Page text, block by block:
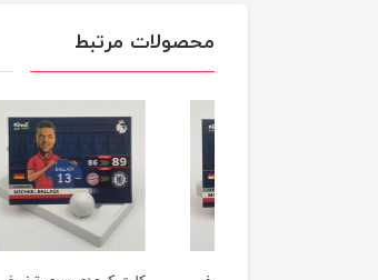
محصولات مرتبط